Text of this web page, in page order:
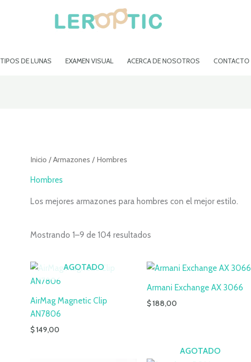
TIPOS DE LUNAS EXAMEN VISUAL ACERCA DE NOSOTROS CONTACTO
Inicio /Armazones / Hombres
Hombres
Los mejores armazones para hombres con el mejor estilo.
Mostrando 1–9 de 104 resultados
AGOTADO
AirMag Magnetic Clip
AN7806
$149,00
Armani Exchange AX 3066
$188,00
AGOTADO